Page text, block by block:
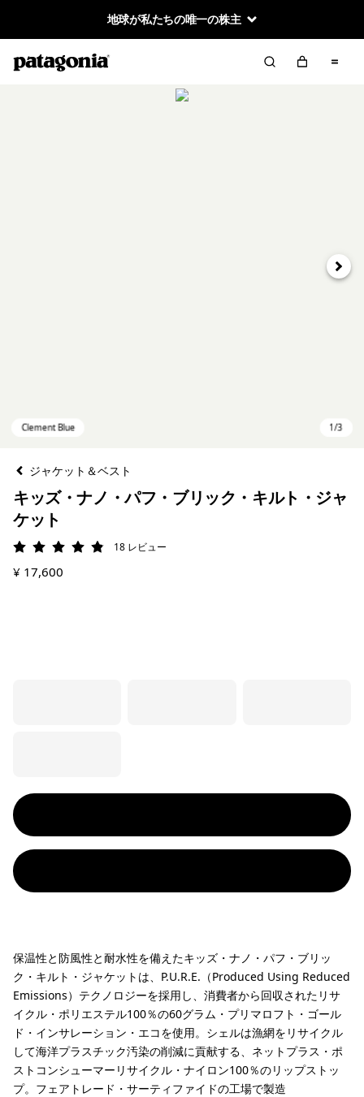
地球が私たちの唯一の株主
次へ
ジャケット＆ベスト
キッズ・ナノ・パフ・ブリック・キルト・ジャ
ケット
評価: 4.9 / 5
18 レビュー
¥ 17,600
保温性と防風性と耐水性を備えたキッズ・ナノ・パフ・ブリッ
ク・キルト・ジャケットは、P.U.R.E.（Produced Using Reduced
Emissions）テクノロジーを採用し、消費者から回収されたリサ
イクル・ポリエステル100％の60グラム・プリマロフト・ゴール
ド・インサレーション・エコを使用。シェルは漁網をリサイクル
して海洋プラスチック汚染の削減に貢献する、ネットプラス・ポ
ストコンシューマーリサイクル・ナイロン100％のリップストッ
プ。フェアトレード・サーティファイドの工場で製造